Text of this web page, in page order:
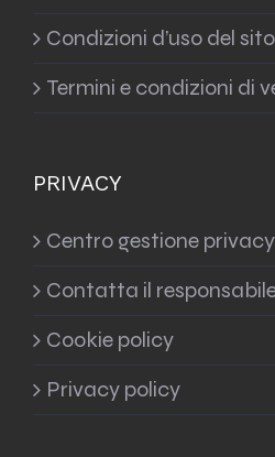
Condizioni d’uso del sito
Termini e condizioni di
PRIVACY
Centro gestione privacy
Contatta il
Cookie policy
Privacy policy